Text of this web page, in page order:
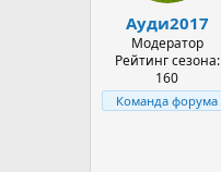
Ауди2017
Модератор
Рейтинг сезона:
160
Команда форума